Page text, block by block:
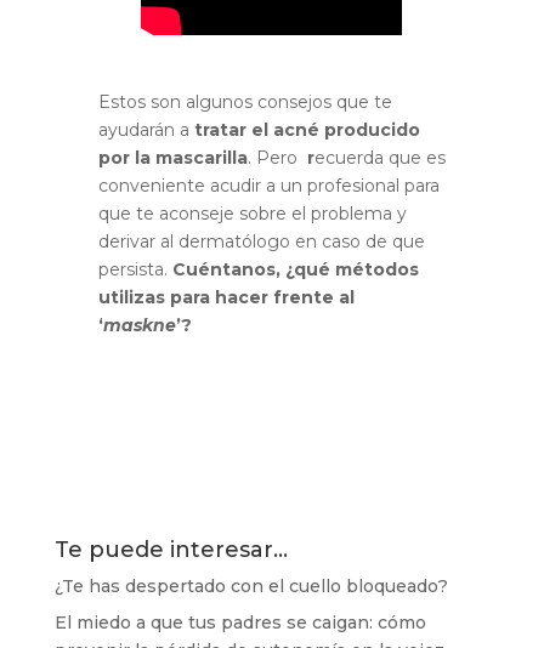
Estos son algunos consejos que te
ayudarán a tratar el acné producido
por la mascarilla. Pero recuerda que es
conveniente acudir a un profesional para
que te aconseje sobre el problema y
derivar al dermatólogo en caso de que
persista. Cuéntanos, ¿qué métodos
utilizas para hacer frente al
‘maskne’?
Te puede interesar…
¿Te has despertado con el cuello bloqueado?
El miedo a que tus padres se caigan: cómo